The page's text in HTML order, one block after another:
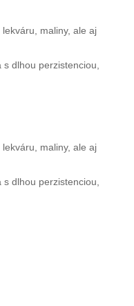
maliny, ale aj
dlhou perzistenciou,
maliny, ale aj
dlhou perzistenciou,